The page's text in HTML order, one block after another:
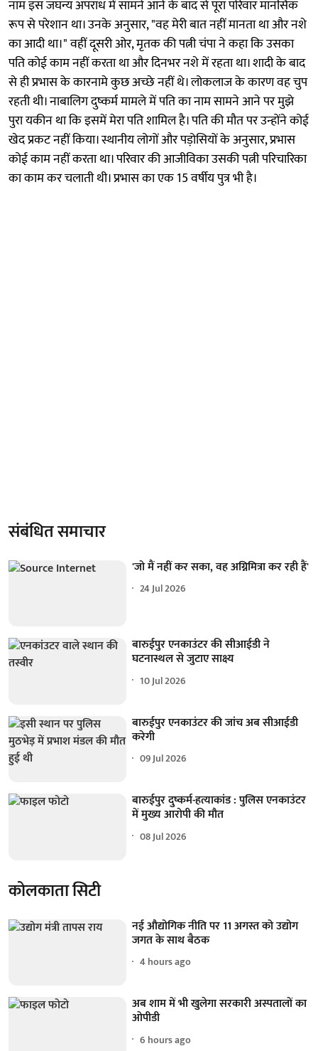
नाम इस जघन्य अपराध में सामने आने के बाद से पूरा परिवार मानसिक
रूप से परेशान था। उनके अनुसार, "वह मेरी बात नहीं मानता था और नशे
का आदी था।" वहीं दूसरी ओर, मृतक की पत्नी चंपा ने कहा कि उसका
पति कोई काम नहीं करता था और दिनभर नशे में रहता था। शादी के बाद
से ही प्रभास के कारनामे कुछ अच्छे नहीं थे। लोकलाज के कारण वह चुप
रहती थी। नाबालिग दुष्कर्म मामले में पति का नाम सामने आने पर मुझे
पुरा यकीन था कि इसमें मेरा पति शामिल है। पति की मौत पर उन्होंने कोई
खेद प्रकट नहीं किया। स्थानीय लोगों और पड़ोसियों के अनुसार, प्रभास
कोई काम नहीं करता था। परिवार की आजीविका उसकी पत्नी परिचारिका
का काम कर चलाती थी। प्रभास का एक 15 वर्षीय पुत्र भी है।
संबंधित समाचार
'जो मैं नहीं कर सका, वह अग्निमित्रा कर रही हैं'
24 Jul 2026
बारुईपुर एनकाउंटर की सीआईडी ने
घटनास्थल से जुटाए साक्ष्य
10 Jul 2026
बारुईपुर एनकाउंटर की जांच अब सीआईडी
करेगी
09 Jul 2026
बारुईपुर दुष्कर्म-हत्याकांड : पुलिस एनकाउंटर
में मुख्य आरोपी की मौत
08 Jul 2026
कोलकाता सिटी
नई औद्योगिक नीति पर 11 अगस्त को उद्योग
जगत के साथ बैठक
4 hours ago
अब शाम में भी खुलेगा सरकारी अस्पतालों का
ओपीडी
6 hours ago